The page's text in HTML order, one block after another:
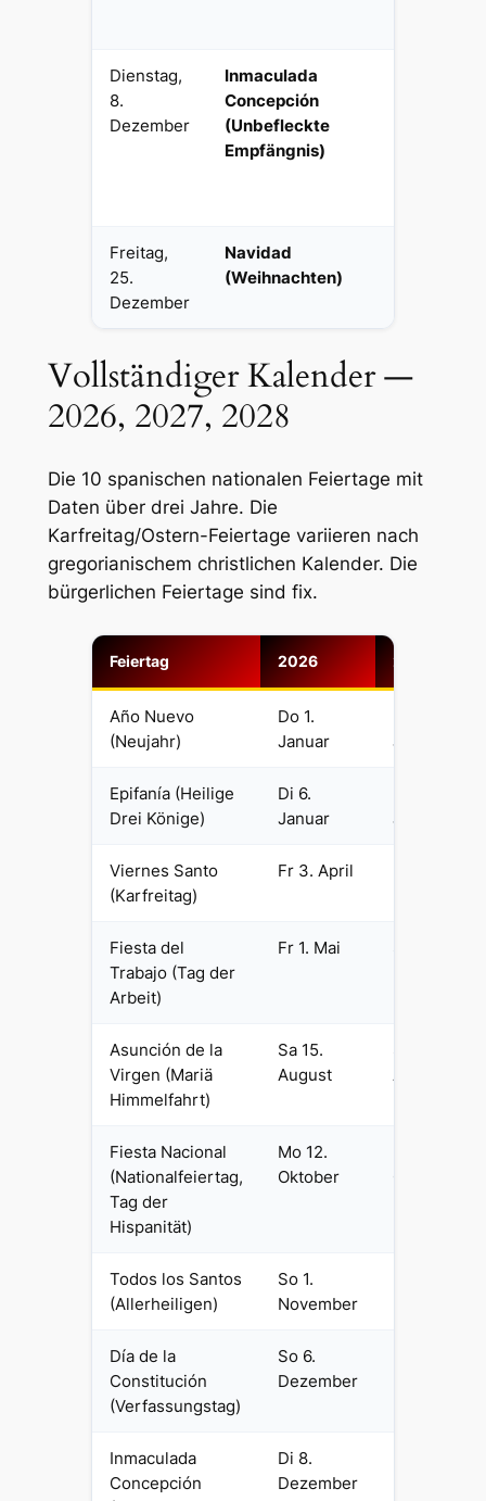
Dienstag,
8.
Dezember
Inmaculada
Concepción
(Unbefleckte
Empfängnis)
Freitag,
25.
Dezember
Navidad
(Weihnachten)
Vollständiger Kalender —
2026, 2027, 2028
Die 10 spanischen nationalen Feiertage mit
Daten über drei Jahre. Die
Karfreitag/Ostern-Feiertage variieren nach
gregorianischem christlichen Kalender. Die
bürgerlichen Feiertage sind fix.
Feiertag 2026 2027
Año Nuevo
(Neujahr)
Do 1.
Januar
Januar
Epifanía (Heilige
Drei Könige)
Di 6.
Januar
Januar
Viernes Santo
(Karfreitag)
Fr 3. April
Fiesta del
Trabajo (Tag der
Arbeit)
Fr 1. Mai
Asunción de la
Virgen (Mariä
Himmelfahrt)
Sa 15.
August
Fiesta Nacional
(Nationalfeiertag,
Tag der
Hispanität)
Mo 12.
Oktober
Todos los Santos
(Allerheiligen)
So 1.
November
Día de la
Constitución
(Verfassungstag)
So 6.
Dezember
Inmaculada
Concepción
Di 8.
Dezember